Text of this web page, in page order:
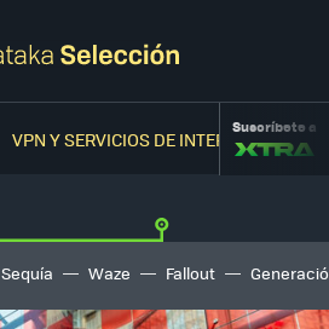
VPN Y SERVICIOS DE INTERNETSuscríbete a
Sequía Waze Fallout